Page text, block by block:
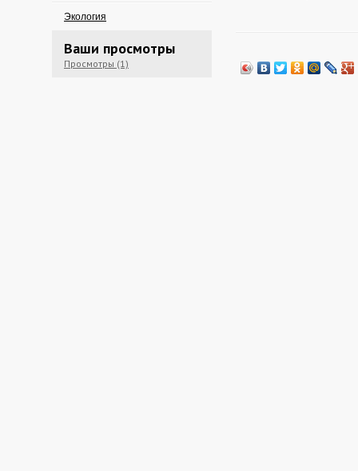
Экология
Ваши просмотры
Просмотры (1)